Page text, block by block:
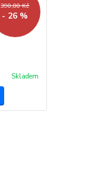
390,00 Kč
- 26 %
Skladem